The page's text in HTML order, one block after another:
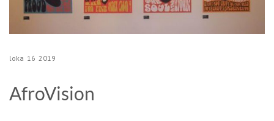
loka 16 2019
AfroVision